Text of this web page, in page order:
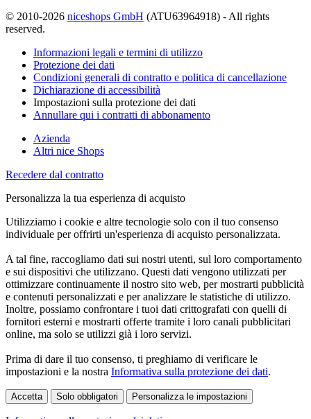
© 2010-2026 niceshops GmbH (ATU63964918) - All rights
reserved.
Informazioni legali e termini di utilizzo
Protezione dei dati
Condizioni generali di contratto e politica di cancellazione
Dichiarazione di accessibilità
Impostazioni sulla protezione dei dati
Annullare qui i contratti di abbonamento
Azienda
Altri nice Shops
Recedere dal contratto
Personalizza la tua esperienza di acquisto
Utilizziamo i cookie e altre tecnologie solo con il tuo consenso
individuale per offrirti un'esperienza di acquisto personalizzata.
A tal fine, raccogliamo dati sui nostri utenti, sul loro comportamento
e sui dispositivi che utilizzano. Questi dati vengono utilizzati per
ottimizzare continuamente il nostro sito web, per mostrarti pubblicità
e contenuti personalizzati e per analizzare le statistiche di utilizzo.
Inoltre, possiamo confrontare i tuoi dati crittografati con quelli di
fornitori esterni e mostrarti offerte tramite i loro canali pubblicitari
online, ma solo se utilizzi già i loro servizi.
Prima di dare il tuo consenso, ti preghiamo di verificare le
impostazioni e la nostra Informativa sulla protezione dei dati.
Accetta Solo obbligatori Personalizza le impostazioni